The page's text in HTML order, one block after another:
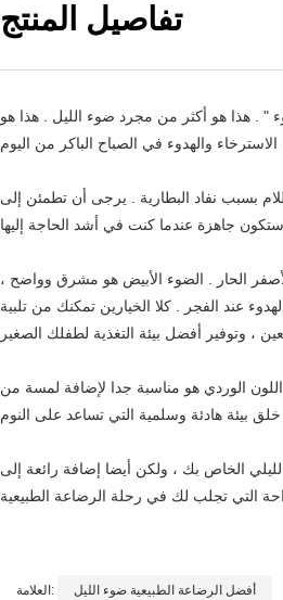
تفاصيل المنتج
" . هذا هو أكثر من مجرد ضوء الليل . هذا هو
بسبب نفاد البطارية . يرجى أن تطمئن إلى
الحار . الضوء الأبيض هو مشرق وواضح ،
عند الفجر . كلا الخيارين تمكنك من تلبية
اللون الوردي هو مناسبة جدا لإضافة لمسة من
الخاص بك ، ولكن أيضا إضافة رائعة إلى
العلامة: أفضل الرضاعة الطبيعية ضوء الليل